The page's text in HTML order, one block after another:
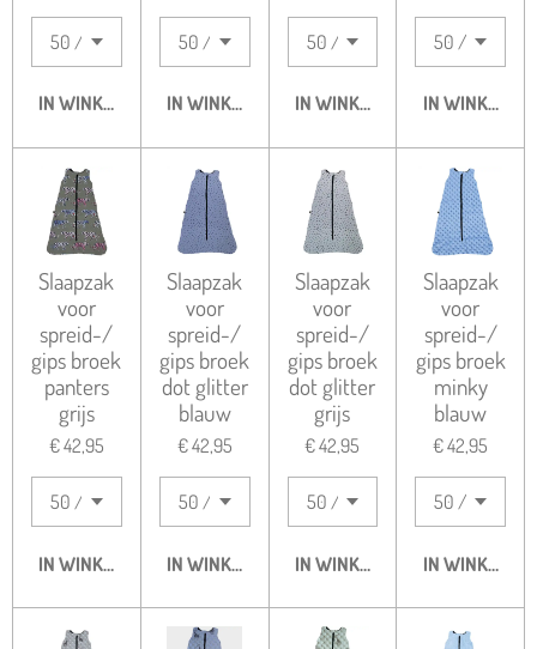
IN WINKELWAGENIN WINKELWAGENIN WINKELWAGEN
IN
Slaapzak
voor
spreid-/
gips broek
panters
grijs
€ 42,95
IN WINKELWAGEN
Slaapzak
voor
spreid-/
gips broek
dot glitter
blauw
€ 42,95
IN WINKELWAGEN
Slaapzak
voor
spreid-/
gips broek
dot glitter
grijs
€ 42,95
IN WINKELWAGEN
Slaapzak
voor
spreid-/
gips broek
minky
blauw
€ 42,95
IN